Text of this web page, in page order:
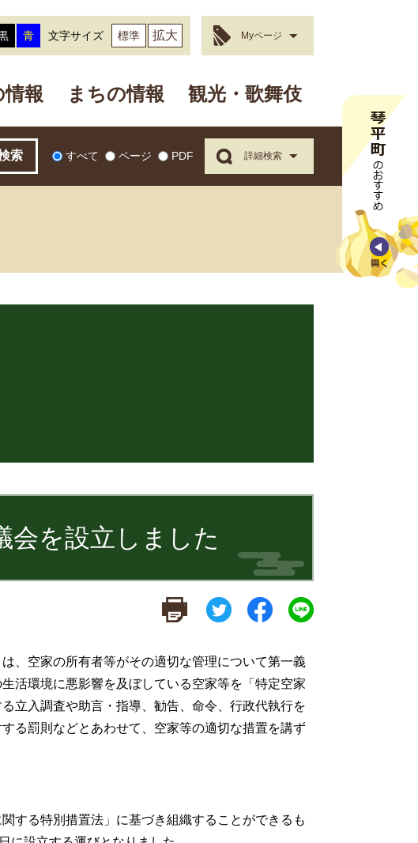
青 文字サイズ 標準 拡大 Myページ
情報 まちの情報 観光・歌舞伎
すべて ページ PDF 詳細検索
会を設立しました
、空家の所有者等がその適切な管理について第一義
活環境に悪影響を及ぼしている空家等を「特定空家
立入調査や助言・指導、勧告、命令、行政代執行を
る罰則などとあわせて、空家等の適切な措置を講ず
する特別措置法」に基づき組織することができるも